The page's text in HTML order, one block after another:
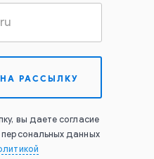
вы даете согласие
данных